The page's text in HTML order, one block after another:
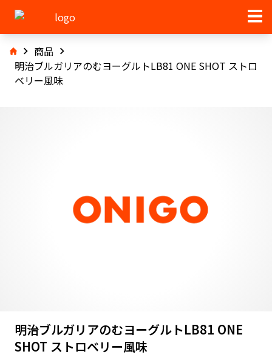
商品
明治ブルガリアのむヨーグルトLB81 ONE SHOT ストロ
ベリー風味
明治ブルガリアのむヨーグルトLB81 ONE
SHOT ストロベリー風味